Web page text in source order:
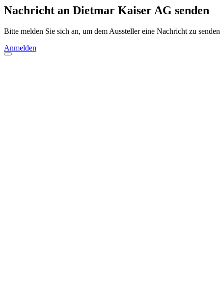
Nachricht an Dietmar Kaiser AG senden
Bitte melden Sie sich an, um dem Aussteller eine Nachricht zu
Anmelden